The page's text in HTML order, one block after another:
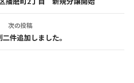
次の投稿
件追加しました。